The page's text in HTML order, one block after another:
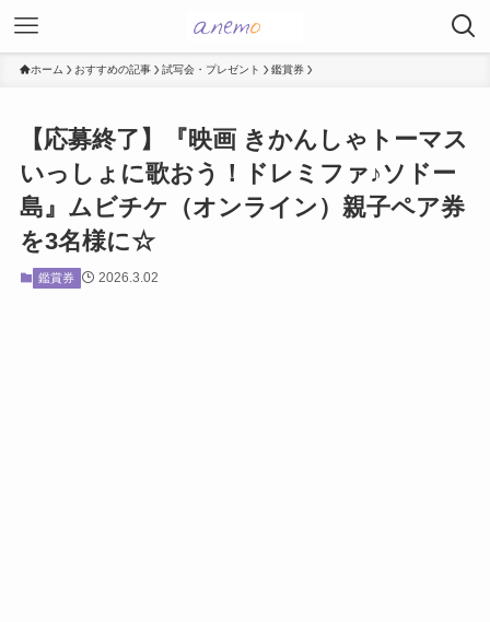
ホーム おすすめの記事 試写会・プレゼント 鑑賞券
【応募終了】『映画 きかんしゃトーマス
いっしょに歌おう！ドレミファ♪ソドー
島』ムビチケ（オンライン）親子ペア券
を3名様に☆
鑑賞券 2026.3.02